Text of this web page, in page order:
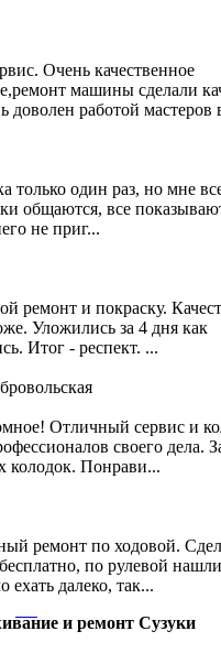
Очень качественное
машины сделали
доволен работой мастеров
только один раз, но мне
общаются, все
не приг...
ремонт и покраску.
Уложились за 4 дня как
Итог - респект. ...
Отличный сервис и
своего дела.
колодок. Понрави...
ремонт по ходовой.
по рулевой
ехать далеко, так...
и ремонт Сузуки